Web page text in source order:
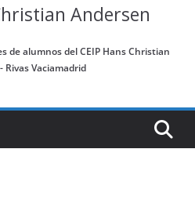
Andersen
de alumnos del CEIP Hans Christian
Rivas Vaciamadrid